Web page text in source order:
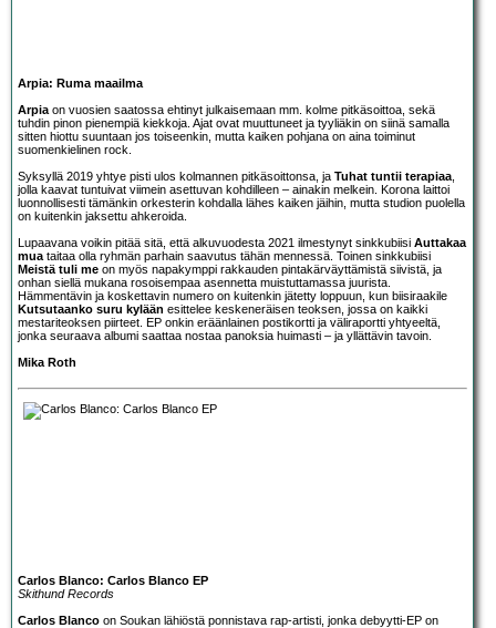
Arpia: Ruma maailma
Arpia on vuosien saatossa ehtinyt julkaisemaan mm. kolme pitkäsoittoa, sekä
tuhdin pinon pienempiä kiekkoja. Ajat ovat muuttuneet ja tyyliäkin on siinä samalla
sitten hiottu suuntaan jos toiseenkin, mutta kaiken pohjana on aina toiminut
suomenkielinen rock.
Syksyllä 2019 yhtye pisti ulos kolmannen pitkäsoittonsa, ja Tuhat tuntii terapiaa
jolla kaavat tuntuivat viimein asettuvan kohdilleen – ainakin melkein. Korona laittoi
luonnollisesti tämänkin orkesterin kohdalla lähes kaiken jäihin, mutta studion puolella
on kuitenkin jaksettu ahkeroida.
Lupaavana voikin pitää sitä, että alkuvuodesta 2021 ilmestynyt sinkkubiisi Auttakaa
mua taitaa olla ryhmän parhain saavutus tähän mennessä. Toinen sinkkubiisi
Meistä tuli me on myös napakymppi rakkauden pintakärväyttämistä siivistä, ja
onhan siellä mukana rosoisempaa asennetta muistuttamassa juurista.
Hämmentävin ja koskettavin numero on kuitenkin jätetty loppuun, kun biisiraakile
Kutsutaanko suru kylään esittelee keskeneräisen teoksen, jossa on kaikki
mestariteoksen piirteet. EP onkin eräänlainen postikortti ja väliraportti yhtyeeltä,
jonka seuraava albumi saattaa nostaa panoksia huimasti – ja yllättävin tavoin.
Mika Roth
Carlos Blanco: Carlos Blanco EP
Skithund Records
Carlos Blanco on Soukan lähiöstä ponnistava rap-artisti, jonka debyytti-EP on